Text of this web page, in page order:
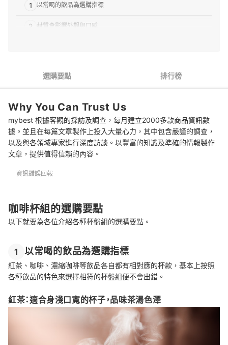
1 以常喝的飲品為選購指標
2 材質會影響外觀與口感
推薦十大咖啡杯組人氣排行榜
專家解惑！選購咖啡杯組的常見問題
Q：寬口杯與窄口杯有什麼差異？
Q：杯盤組適合送禮嗎？有沒有什麼禁忌？
總結
選購要點 排行榜
Why You Can Trust Us
mybest 根據客觀的採訪及調查，每月建立2000多款商品資訊數
據。並且在每篇文章製作上投入大量心力，其中包含嚴謹的調查，
以及與各領域專家進行深度訪談。以豐富的知識及準確的情報製作
文章，提供值得信賴的內容。
資訊錯誤回報
咖啡杯組的選購要點
以下就要為各位介紹各種杯盤組的選購要點。
1 以常喝的飲品為選購指標
紅茶、咖啡、濃縮咖啡等飲品各自都有相對應的杯款，基本上按照
各種飲品的特色來選擇相符的杯盤組便不會出錯。
紅茶：適合身淺口寬的杯子，品味茶湯色澤